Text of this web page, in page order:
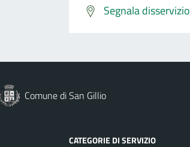
Segnala disservizio
Comune di San Gillio
CATEGORIE DI SERVIZIO